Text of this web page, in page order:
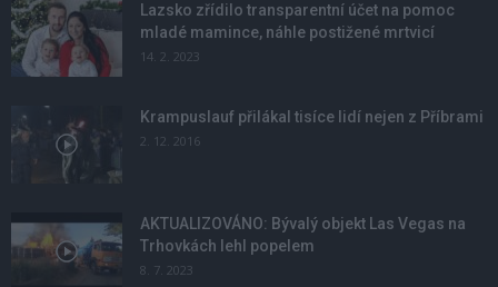
Lazsko zřídilo transparentní účet na pomoc
mladé mamince, náhle postižené mrtvicí
14. 2. 2023
Krampuslauf přilákal tisíce lidí nejen z Příbrami
2. 12. 2016
AKTUALIZOVÁNO: Bývalý objekt Las Vegas na
Trhovkách lehl popelem
8. 7. 2023